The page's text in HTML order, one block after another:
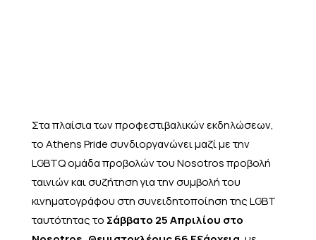
Στα πλαίσια των προφεστιβαλικών εκδηλώσεων,
το Athens Pride συνδιοργανώνει μαζί με την
LGBTQ ομάδα προβολών του Nosotros προβολή
ταινιών και συζήτηση για την συμβολή του
κινηματογράφου στη συνειδητοποίηση της LGBT
ταυτότητας το Σάββατο 25 Απριλίου στο